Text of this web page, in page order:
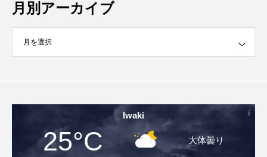
月別アーカイブ
Iwaki
25°C 大体曇り